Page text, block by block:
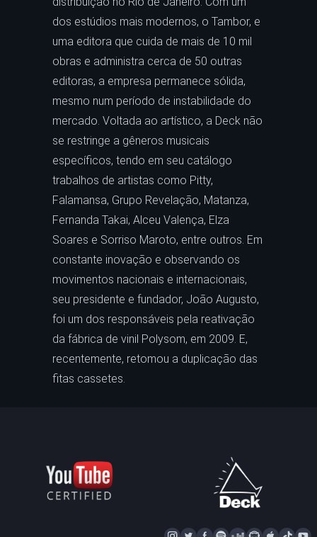
dos estúdios mais modernos, o Tambor, e
uma editora que cuida de mais de 10 mil
obras e administra cerca de 50 outras
editoras, a empresa permanece sólida,
mesmo num período de instabilidade do
mercado. Voltada ao artístico, a Deck não
se restringe a gêneros musicais
específicos, tendo em seu catálogo
trabalhos de artistas como Pitty,
Falamansa, Grupo Revelação, Matanza,
Fernanda Takai, Alceu Valença, Elza
Soares e Sorriso Maroto, entre outros. Em
constante inovação e observando os
movimentos nacionais e internacionais,
seu presidente e fundador, João Augusto,
foi um dos responsáveis pela reativação
da fábrica de vinil Polysom, em 2009. E,
recentemente, retomou a duplicação das
fitas cassetes.
I T F S D N A T